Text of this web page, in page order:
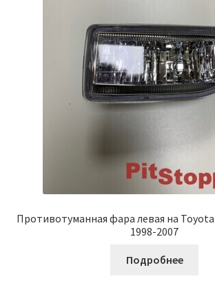
Противотуманная фара левая на Toyota
1998-2007
Подробнее